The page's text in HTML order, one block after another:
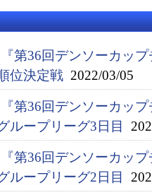
『第36回デンソーカッ
位決定戦 2022/03/05
『第36回デンソーカッ
ループリーグ3日目
『第36回デンソーカッ
ループリーグ2日目